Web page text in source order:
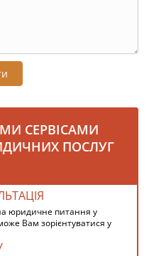
СЕРВІСАМИ
ПОСЛУГ
юридичне питання у
Вам зорієнтуватися у